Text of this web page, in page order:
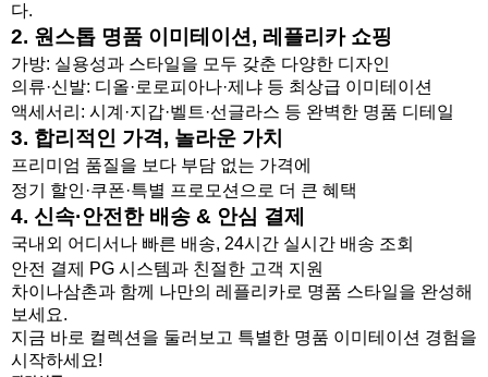
다.
2. 원스톱 명품 이미테이션, 레플리카 쇼핑
가방: 실용성과 스타일을 모두 갖춘 다양한 디자인
의류·신발: 디올·로로피아나·제냐 등 최상급 이미테이션
액세서리 : 시계·지갑·벨트·선글라스 등 완벽한 명품 디테일
3. 합리적인 가격, 놀라운 가치
프리미엄 품질을 보다 부담 없는 가격에
정기 할인·쿠폰·특별 프로모션으로 더 큰 혜택
4. 신속·안전한 배송 & 안심 결제
국내외 어디서나 빠른 배송, 24시간 실시간 배송 조회
안전 결제 PG 시스템과 친절한 고객 지원
차이나삼촌과 함께 나만의 레플리카로 명품 스타일을 완성해
보세요.
지금 바로 컬렉션을 둘러보고 특별한 명품 이미테이션 경험을
시작하세요!